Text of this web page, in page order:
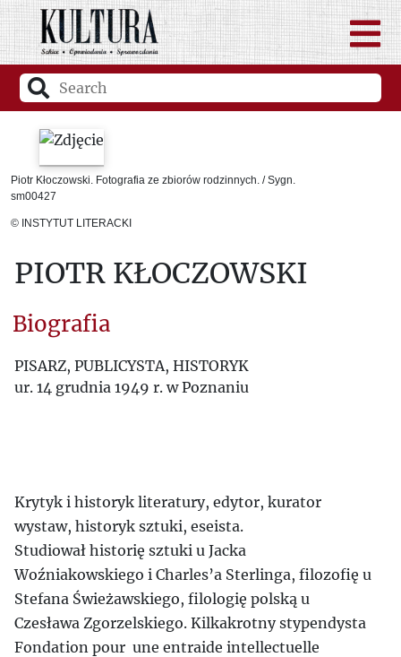
Piotr Kłoczowski. Fotografia ze zbiorów rodzinnych. / Sygn.
sm00427
© INSTYTUT LITERACKI
PIOTR KŁOCZOWSKI
Biografia
PISARZ, PUBLICYSTA, HISTORYK
ur. 14 grudnia 1949 r. w Poznaniu
Krytyk i historyk literatury, edytor, kurator
wystaw, historyk sztuki, eseista.
Studiował historię sztuki u Jacka
Woźniakowskiego i Charles’a Sterlinga, filozofię u
Stefana Świeżawskiego, filologię polską u
Czesława Zgorzelskiego. Kilkakrotny stypendysta
Fondation pour une entraide intellectuelle